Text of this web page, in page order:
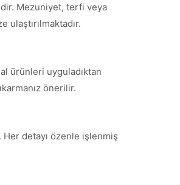
Mezuniyet, terfi veya
ürünleri uyguladıktan
önerilir.
detayı özenle işlenmiş